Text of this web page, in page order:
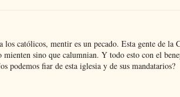
los católicos, mentir es un pecado. Esta gente de la
mienten sino que calumnian. Y todo esto con el
podemos fiar de esta iglesia y de sus mandatarios?